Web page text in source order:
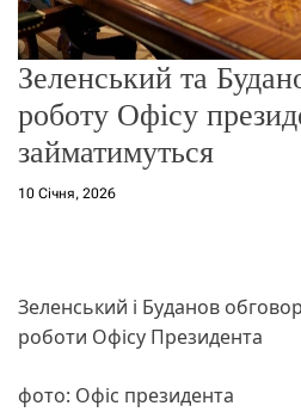
Зеленський та
роботу Офісу
займатимуться
10 Січня, 2026
Зеленський і Буданов
роботи Офісу Президента
фото: Офіс президента